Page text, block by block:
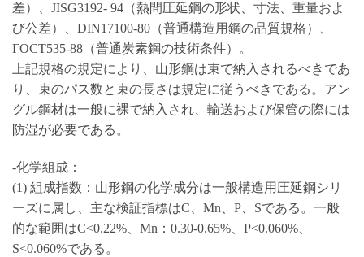
差）、JISG3192- 94（熱間圧延鋼の形状、寸法、重量およ
び公差）、DIN17100-80（普通構造用鋼の品質規格）、
ГОСТ535-88（普通炭素鋼の技術条件）。
上記規格の規定により、山形鋼は束で納入されるべきであ
り、束のパス数と束の長さは規定に従うべきである。アン
グル鋼材は一般に裸で納入され、輸送および保管の際には
防湿が必要である。
-化学組成：
(1) 組成指数：山形鋼の化学成分は一般構造用圧延鋼シリ
ーズに属し、主な検証指標はC、Mn、P、Sである。一般
的な範囲はC<0.22%、Mn：0.30-0.65%、P<0.060%、
S<0.060%である。